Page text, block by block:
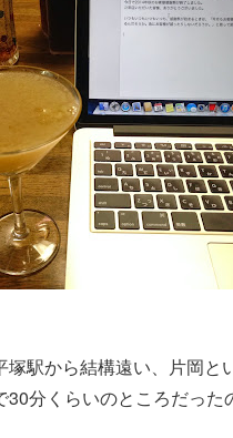
駅から結構遠い、片岡と
30分くらいのところだっ